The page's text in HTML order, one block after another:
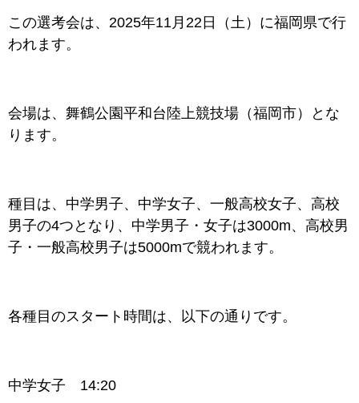
この選考会は、2025年11月22日（土） に福岡県で行
われます。
会場は、舞鶴公園平和台陸上競技場（福岡市）とな
ります。
種目は、中学男子、中学女子、一般高校女子、高校
男子の4つとなり、中学男子・女子は3000m、高校男
子・一般高校男子は5000mで競われます。
各種目のスタート時間は、以下の通りです。
中学女子 14:20